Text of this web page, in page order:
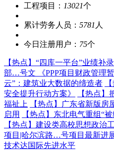
工程项目： 13021个
累计劳务人员： 5781 人
今日注册用户： 75个
【热点】 “四库一平台”业绩补
部…号文 《PPP项目财政管理
云”：建筑业大数据的缔造者
安全提升行动方案》
【热点】
福祉上
【热点】
广东省新版房
启用
【热点】 东北电气重组“
【热点】 建设类高校思想政治
项目|哈尔滨路…号项目最新进
技术达国际先进水平